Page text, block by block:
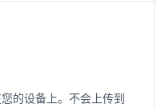
的设备上。不会上传到